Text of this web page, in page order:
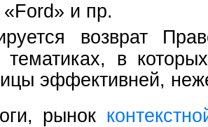
«Ford» и пр.
возврат
тематиках, в
эффективней,
рынок